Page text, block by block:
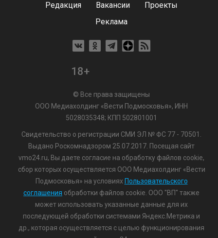
Редакция Вакансии
Проекты
Реклама
18+
© Все права защищены
ООО Медиахолдинг «Вести Подмосковья», ИНН
5028035348; КПП 502801001
Свидетельство о регистрации СМИ ЭЛ № ФС 77 - 70501.
Выдано Роскомнадзором 25.07.2017. Посещая сайт
vmo24.ru, Вы даете согласие на обработку файлов cookie,
сбор которых осуществляется ООО Медиахолдинг «Вести
Подмосковья» на условиях Пользовательского
соглашения обработки файлов cookie. ООО "ВП" также
может использовать указанные данные для их
последующей обработки системами Яндекс.Метрика и
др., которая осуществляется с целью функционирования